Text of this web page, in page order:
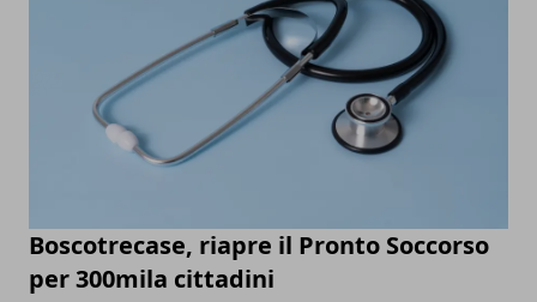
Boscotrecase, riapre il Pronto Soccorso
per 300mila cittadini